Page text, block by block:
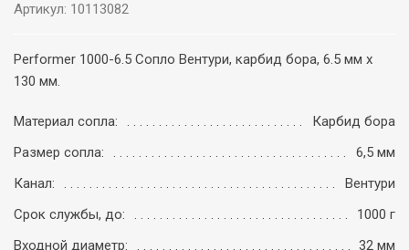
Артикул: 10113082
Performer 1000-6.5 Сопло Вентури, карбид бора, 6.5 мм x
130 мм.
Материал сопла:
Карбид бора
Размер сопла:
6,5 мм
Канал:
Вентури
Срок службы, до:
1000 г
Входной диаметр:
32 мм